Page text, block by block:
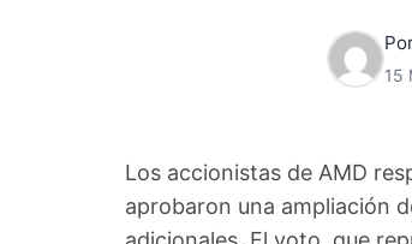
15
Los accionistas de AMD
aprobaron una ampliación